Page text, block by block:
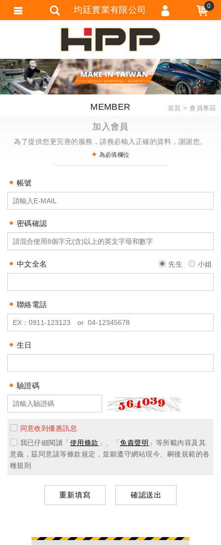
MEMBER 首頁 會員專區
加入會員
為了提供您更完善的服務，請務必輸入正確的資料，謝謝您。
為必填欄位
帳號
密碼確認
中文全名 先生 小姐
聯絡電話
生日
驗證碼
同意收到優惠訊息
我已仔細閱讀「 使用條款 」、「免責聲明 」等所載內容及其
意義，茲同意該等條款規定，並願遵守網站現今、嗣後規範的各
種規則
重新填寫 確認送出
均廷實業有限公司 0
會員登入
會員註冊
忘記密碼
訂單查詢
追蹤清單
匯款通知